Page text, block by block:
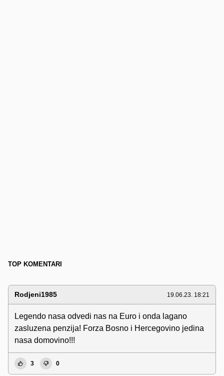
TOP KOMENTARI
Rodjeni1985 19.06.23. 18:21
Legendo nasa odvedi nas na Euro i onda lagano
zasluzena penzija! Forza Bosno i Hercegovino jedina
nasa domovino!!!
3 0